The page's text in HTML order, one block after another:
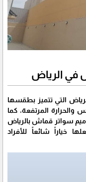
في الرياض
التي تتميز بطقسها
المرتفعة، كما
سواتر قماش بالرياض
خياراً شائعاً للأفراد